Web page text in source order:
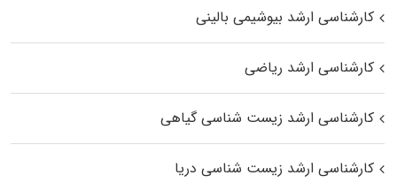
کارشناسی ارشد بیوشیمی بالینی
کارشناسی ارشد ریاضی
کارشناسی ارشد زیست‌ شناسی گیاهی
کارشناسی ارشد زیست‌ شناسی دریا